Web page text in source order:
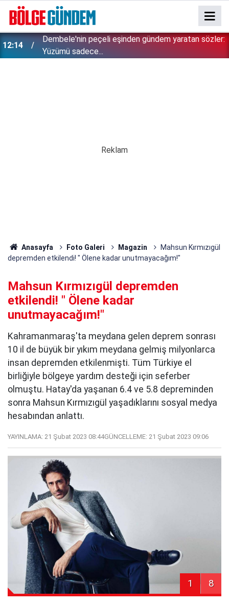
11:58
Böcek ilacı faciasında 8 yaşındaki Ahmet hayatını
kaybetmişti: Davadan çıkan karar vicdanları sızlattı!
Anasayfa Foto Galeri Magazin
Mahsun Kırmızıgül
depremden etkilendi! " Ölene kadar unutmayacağım!"
Mahsun Kırmızıgül depremden
etkilendi! " Ölene kadar
unutmayacağım!"
Kahramanmaraş'ta meydana gelen deprem sonrası
10 il de büyük bir yıkım meydana gelmiş milyonlarca
insan depremden etkilenmişti. Tüm Türkiye el
birliğiyle bölgeye yardım desteği için seferber
olmuştu. Hatay'da yaşanan 6.4 ve 5.8 depreminden
sonra Mahsun Kırmızıgül yaşadıklarını sosyal medya
hesabından anlattı.
YAYINLAMA: 21 Şubat 2023 08:44GÜNCELLEME: 21 Şubat 2023 09:06
1 8